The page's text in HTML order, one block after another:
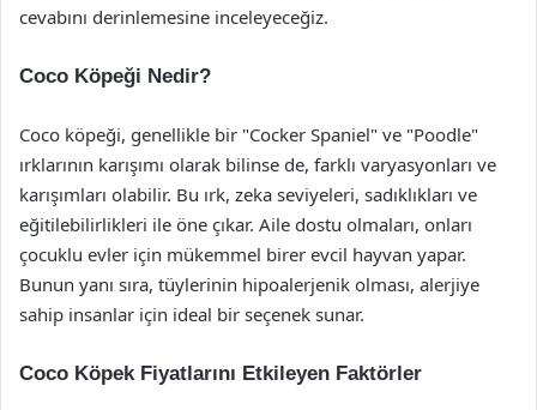
cevabını derinlemesine inceleyeceğiz.
Coco Köpeği Nedir?
Coco köpeği, genellikle bir "Cocker Spaniel" ve "Poodle"
ırklarının karışımı olarak bilinse de, farklı varyasyonları ve
karışımları olabilir. Bu ırk, zeka seviyeleri, sadıklıkları ve
eğitilebilirlikleri ile öne çıkar. Aile dostu olmaları, onları
çocuklu evler için mükemmel birer evcil hayvan yapar.
Bunun yanı sıra, tüylerinin hipoalerjenik olması, alerjiye
sahip insanlar için ideal bir seçenek sunar.
Coco Köpek Fiyatlarını Etkileyen Faktörler